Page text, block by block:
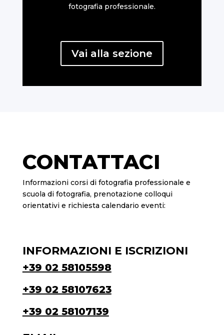
fotografia professionale.
Vai alla sezione
CONTATTACI
Informazioni corsi di fotografia professionale e
scuola di fotografia, prenotazione colloqui
orientativi e richiesta calendario eventi:
INFORMAZIONI E ISCRIZIONI
+39 02 58105598
+39 02 58107623
+39 02 58107139